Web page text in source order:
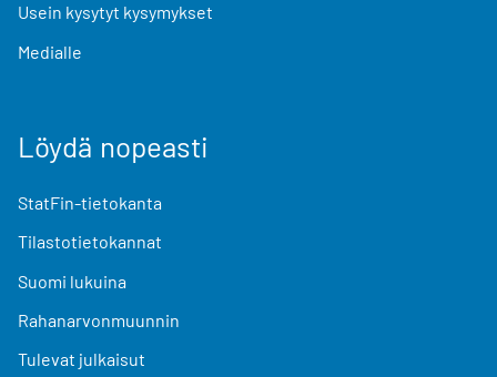
Usein kysytyt kysymykset
Medialle
Löydä nopeasti
StatFin-tietokanta
Tilastotietokannat
Suomi lukuina
Rahanarvonmuunnin
Tulevat julkaisut